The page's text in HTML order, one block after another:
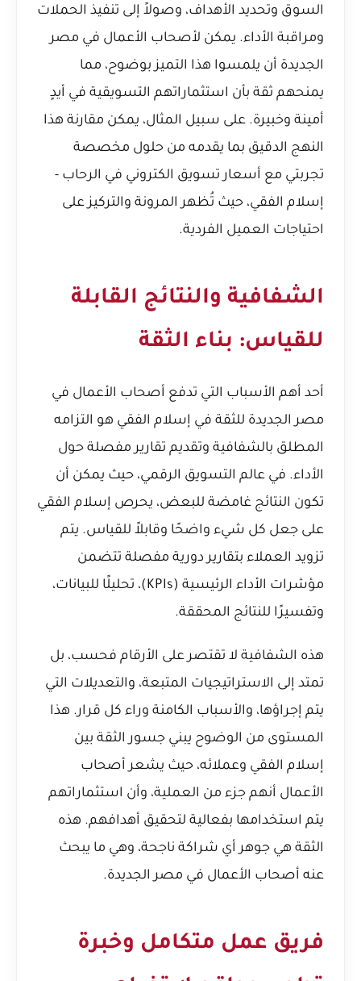
السوق وتحديد الأهداف، وصولاً إلى تنفيذ الحملات
ومراقبة الأداء. يمكن لأصحاب الأعمال في مصر
الجديدة أن يلمسوا هذا التميز بوضوح، مما
يمنحهم ثقة بأن استثماراتهم التسويقية في أيدٍ
أمينة وخبيرة. على سبيل المثال، يمكن مقارنة هذا
النهج الدقيق بما يقدمه من حلول مخصصة
تجربتي مع أسعار تسويق الكتروني في الرحاب -
إسلام الفقي، حيث تُظهر المرونة والتركيز على
احتياجات العميل الفردية.
الشفافية والنتائج القابلة
للقياس: بناء الثقة
أحد أهم الأسباب التي تدفع أصحاب الأعمال في
مصر الجديدة للثقة في إسلام الفقي هو التزامه
المطلق بالشفافية وتقديم تقارير مفصلة حول
الأداء. في عالم التسويق الرقمي، حيث يمكن أن
تكون النتائج غامضة للبعض، يحرص إسلام الفقي
على جعل كل شيء واضحًا وقابلاً للقياس. يتم
تزويد العملاء بتقارير دورية مفصلة تتضمن
مؤشرات الأداء الرئيسية (KPIs)، تحليلًا للبيانات،
وتفسيرًا للنتائج المحققة.
هذه الشفافية لا تقتصر على الأرقام فحسب، بل
تمتد إلى الاستراتيجيات المتبعة، والتعديلات التي
يتم إجراؤها، والأسباب الكامنة وراء كل قرار. هذا
المستوى من الوضوح يبني جسور الثقة بين
إسلام الفقي وعملائه، حيث يشعر أصحاب
الأعمال أنهم جزء من العملية، وأن استثماراتهم
يتم استخدامها بفعالية لتحقيق أهدافهم. هذه
الثقة هي جوهر أي شراكة ناجحة، وهي ما يبحث
عنه أصحاب الأعمال في مصر الجديدة.
فريق عمل متكامل وخبرة